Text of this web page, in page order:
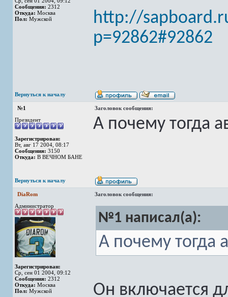
Сообщения: 2312
Откуда: Москва
Пол: Мужской
http://
p=92862#92862
Вернуться к началу
№1
Заголовок сообщения:
Президент
Зарегистрирован:
Вт, авг 17 2004, 08:17
Сообщения: 3150
Откуда: В ВЕЧНОМ БАНЕ
А почему тогда
Вернуться к началу
DiaRom
Заголовок сообщения:
Администратор
Зарегистрирован:
Ср, сен 01 2004, 09:12
Сообщения: 2312
Откуда: Москва
Пол: Мужской
№1 написал(а):
А почему тогда
Он включается